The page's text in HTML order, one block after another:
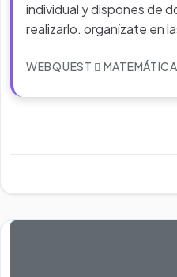
individual y dispones de
realizarlo. organízate en
WEBQUEST